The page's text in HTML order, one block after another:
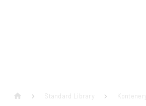
Standard Library Kontenery